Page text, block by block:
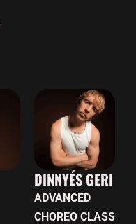
DINNYÉS GERI
ADVANCED
CHOREO CLASS